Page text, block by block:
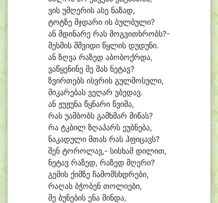
ვის უმღერის ასე ნაზად,
ტოტზე მჯდარი ის ბულბული?
ან მდინარე რას მოგვითხრობს?-
მესმის მშვიდი წყლის დუდუნი.
ან ზღვა რაზედ აბობოქრდა,
ვაწყენინე მე მას ნეტავ?
ზვირთებს ისვრის გულმოსული,
მიკარებას ვეღარ ვბედავ.
ან ჟუჟუნა წყნარი წვიმა,
რას უამბობს გამხმარ მიწას?
რა ტკბილ ზღაპარს ეუბნება,
ნაკადული მთას რას ჰფიცავს?
შენ ტოროლავ,- სისხამ დილით,
ნეტავ რაზედ, რაზედ მღერი?
გემის ქიმზე ჩამომსხდრები,
რაღას ბჭობენ თოლიები,
მე ბუნების ენა მინდა,